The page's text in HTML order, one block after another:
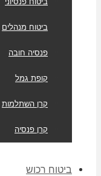
ביטוח מנהלים
פנסיה חובה
קופת גמל
קרן השתלמות
קרן פנסיה
ביטוח רכוש